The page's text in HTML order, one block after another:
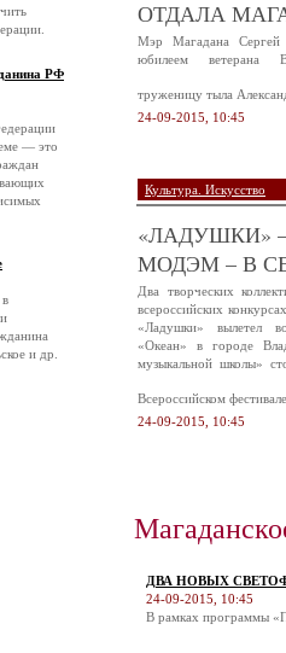
РФ
— это
и др.
ОТДАЛА
Мэр Магадана Сергей
юбилеем ветерана
труженицу тыла
24-09-2015, 10:45
Культура. Искусство
«ЛАДУШКИ»
МОДЭМ – В
Два творческих
всероссийских
«Ладушки» вылетел
«Океан» в городе
музыкальной школы»
Всероссийском
24-09-2015, 10:45
ДВА НОВЫХ
24-09-2015, 10:45
В рамках программы